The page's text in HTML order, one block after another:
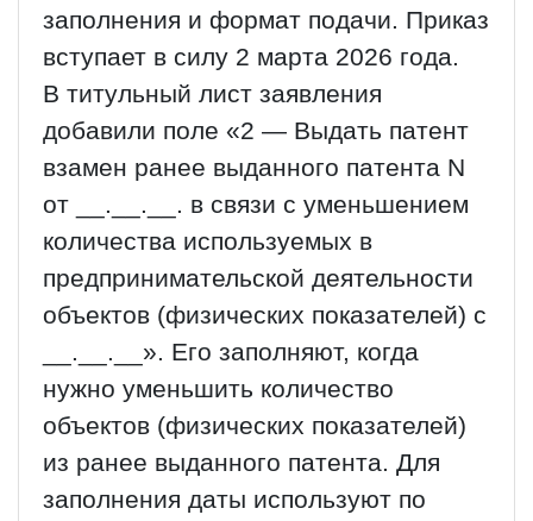
заполнения и формат подачи. Приказ
вступает в силу 2 марта 2026 года.
В титульный лист заявления
добавили поле «2 — Выдать патент
взамен ранее выданного патента N
от __.__.__. в связи с уменьшением
количества используемых в
предпринимательской деятельности
объектов (физических показателей) с
__.__.__». Его заполняют, когда
нужно уменьшить количество
объектов (физических показателей)
из ранее выданного патента. Для
заполнения даты используют по